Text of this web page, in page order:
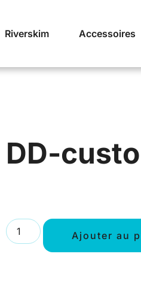
Riverskim Accessoires
DD-
Ajouter au